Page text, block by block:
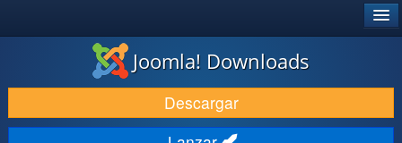
DESCARGAR
DESCUBRE Y APRENDE
Joomla! Downloads
Descargar